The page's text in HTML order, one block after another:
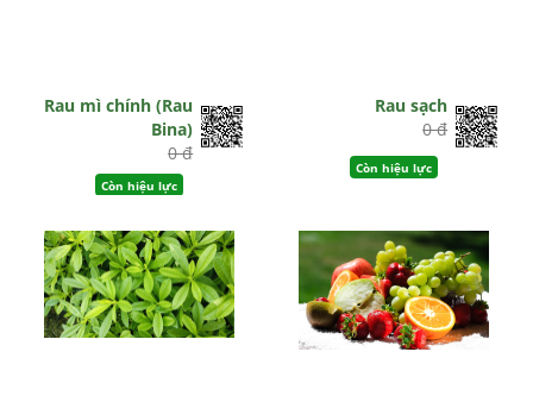
Rau mì chính (Rau
Bina)
0 đ
Còn hiệu lực
Rau sạch
0 đ
Còn hiệu lực